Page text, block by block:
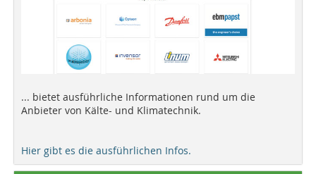
... bietet ausführliche Informationen rund um die
Anbieter von Kälte- und Klimatechnik.
Hier gibt es die ausführlichen Infos.